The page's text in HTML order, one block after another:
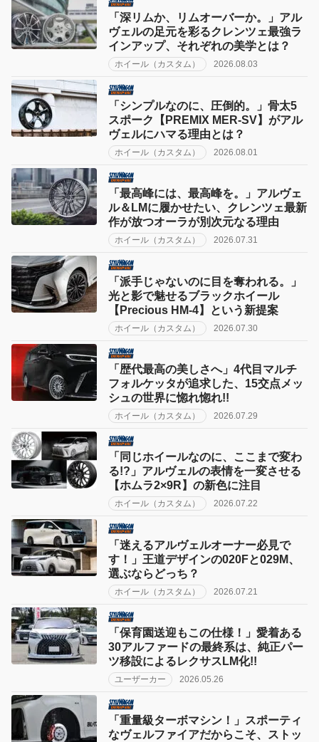
「深リムか、リムオーバーか。」アル
ヴェルの足元を彩るクレンツェ最強ラ
インアップ、それぞれの美学とは？
ホイール（カスタム） 2026.08.03
「シンプルなのに、圧倒的。」骨太5
スポーク【PREMIX MER-SV】がアル
ヴェルにハマる理由とは？
ホイール（カスタム） 2026.08.01
「最高峰には、最高峰を。」アルヴェ
ル＆LMに履かせたい、クレンツェ最新
作が放つオーラが別次元なる理由
ホイール（カスタム） 2026.07.31
「派手じゃないのに目を奪われる。」
光と影で魅せるブラックホイール
【Precious HM-4】という新提案
ホイール（カスタム） 2026.07.30
「歴代最高の美しさへ」4代目マルチ
フォルケッタが追求した、15交点メッ
シュの世界に惚れ惚れ!!
ホイール（カスタム） 2026.07.29
「同じホイールなのに、ここまで変わ
る!?」アルヴェルの表情を一変させる
【ホムラ2×9R】の新色に注目
ホイール（カスタム） 2026.07.22
「迷えるアルヴェルオーナー必見で
す！」王道デザインの020Fと029M、
選ぶならどっち？
ホイール（カスタム） 2026.07.21
「保育園送迎もこの仕様！」愛着ある
30アルファードの最終系は、純正パー
ツ移設によるレクサスLM化!!
ユーザーカー 2026.05.26
「重量級ターボマシン！」スポーティ
なヴェルファイアだからこそ、ストッ